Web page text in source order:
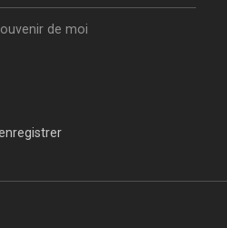
de moi